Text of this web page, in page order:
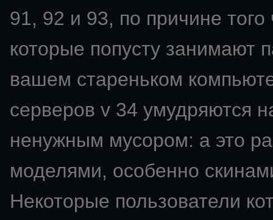
91, 92 и 93, по причине
которые попусту занимают
вашем стареньком
серверов v 34 умудряются
ненужным мусором: а это
моделями, особенно
Некоторые пользователи